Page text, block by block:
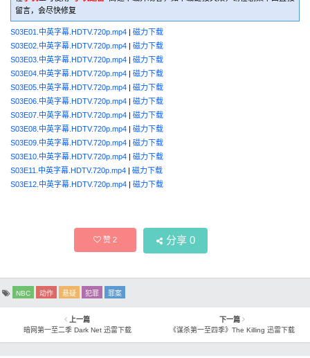
留言，会尽快修复
S03E01.中英字幕.HDTV.720p.mp4 | 磁力下载
S03E02.中英字幕.HDTV.720p.mp4 | 磁力下载
S03E03.中英字幕.HDTV.720p.mp4 | 磁力下载
S03E04.中英字幕.HDTV.720p.mp4 | 磁力下载
S03E05.中英字幕.HDTV.720p.mp4 | 磁力下载
S03E06.中英字幕.HDTV.720p.mp4 | 磁力下载
S03E07.中英字幕.HDTV.720p.mp4 | 磁力下载
S03E08.中英字幕.HDTV.720p.mp4 | 磁力下载
S03E09.中英字幕.HDTV.720p.mp4 | 磁力下载
S03E10.中英字幕.HDTV.720p.mp4 | 磁力下载
S03E11.中英字幕.HDTV.720p.mp4 | 磁力下载
S03E12.中英字幕.HDTV.720p.mp4 | 磁力下载
赞2 分享 0
NBC 动作 悬疑 犯罪 罪案
上一篇
暗网第一至二季 Dark Net 迅雷下载
下一篇
《谋杀第一至四季》The Killing 迅雷下载